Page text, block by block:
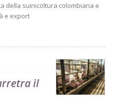
della suinicoltura colombiana e
e export
il